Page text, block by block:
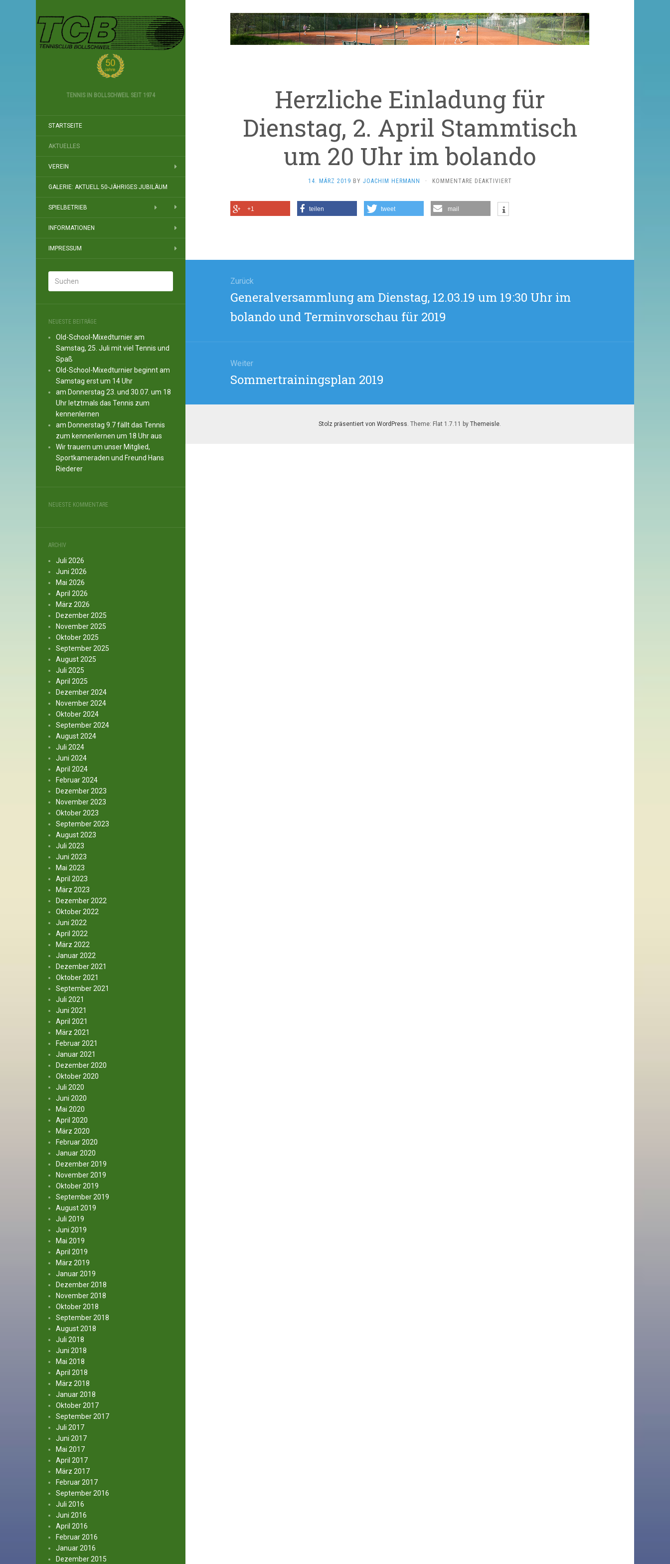
TENNIS IN BOLLSCHWEIL SEIT 1974
STARTSEITE
AKTUELLES
VEREIN
GALERIE: AKTUELL 50-JÄHRIGES JUBILÄUM
SPIELBETRIEB
INFORMATIONEN
IMPRESSUM
NEUESTE BEITRÄGE
Old-School-Mixedturnier am
Samstag, 25. Juli mit viel Tennis und
Spaß
Old-School-Mixedturnier beginnt am
Samstag erst um 14 Uhr
am Donnerstag 23. und 30.07. um 18
Uhr letztmals das Tennis zum
kennenlernen
am Donnerstag 9.7 fällt das Tennis
zum kennenlernen um 18 Uhr aus
Wir trauern um unser Mitglied,
Sportkameraden und Freund Hans
Riederer
NEUESTE KOMMENTARE
ARCHIV
Juli 2026
Juni 2026
Mai 2026
April 2026
März 2026
Dezember 2025
November 2025
Oktober 2025
September 2025
August 2025
Juli 2025
April 2025
Dezember 2024
November 2024
Oktober 2024
September 2024
August 2024
Juli 2024
Juni 2024
April 2024
Februar 2024
Dezember 2023
November 2023
Oktober 2023
September 2023
August 2023
Juli 2023
Juni 2023
Mai 2023
April 2023
März 2023
Dezember 2022
Oktober 2022
Juni 2022
April 2022
März 2022
Januar 2022
Dezember 2021
Oktober 2021
September 2021
Juli 2021
Juni 2021
April 2021
März 2021
Februar 2021
Januar 2021
Dezember 2020
Oktober 2020
Juli 2020
Juni 2020
Mai 2020
April 2020
März 2020
Februar 2020
Januar 2020
Dezember 2019
November 2019
Oktober 2019
September 2019
August 2019
Juli 2019
Juni 2019
Mai 2019
April 2019
März 2019
Januar 2019
Dezember 2018
November 2018
Oktober 2018
September 2018
August 2018
Juli 2018
Juni 2018
Mai 2018
April 2018
März 2018
Januar 2018
Oktober 2017
September 2017
Juli 2017
Juni 2017
Mai 2017
April 2017
März 2017
Februar 2017
September 2016
Juli 2016
Juni 2016
April 2016
Februar 2016
Januar 2016
Dezember 2015
Herzliche Einladung für
Dienstag, 2. April Stammtisch
um 20 Uhr im bolando
14. MÄRZ 2019 BY JOACHIM HERMANN · KOMMENTARE DEAKTIVIERT
BOLANDO
+1 teilen tweet mail
Zurück
Vorheriger
Generalversammlung am Dienstag, 12.03.19 um 19:30 Uhr im
bolando und Terminvorschau für 2019
Weiter
Nächster
Sommertrainingsplan 2019
Stolz präsentiert von WordPress. Theme: Flat 1.7.11 by Themeisle.